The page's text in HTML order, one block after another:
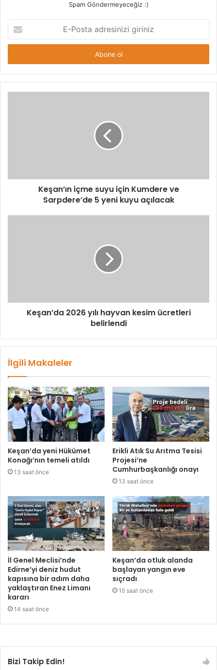
Spam Göndermeyeceğiz :)
Posta
adresinizi
Keşan’ın içme suyu için Kumdere ve
Sarpdere’de 5 yeni kuyu açılacak
Keşan’da 2026 yılı hayvan kesim ücretleri
belirlendi
İlgili Makaleler
Keşan’da yeni Hükümet
Konağı’nın temeli atıldı
13 saat önce
Erikli Atık Su Arıtma Tesisi
Projesi’ne
Cumhurbaşkanlığı onayı
13 saat önce
İl Genel Meclisi’nde
Edirne’yi deniz hudut
kapısına bir adım daha
yaklaştıran Enez Limanı
kararı
14 saat önce
Keşan’da otluk alanda
başlayan yangın eve
sıçradı
15 saat önce
Bizi Takip Edin!